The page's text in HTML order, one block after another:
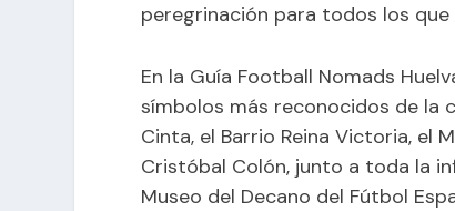
peregrinación para todos los
En la Guía Football Nomads
símbolos más reconocidos de la
Cinta, el Barrio Reina Victoria, el
Cristóbal Colón, junto a toda la
Museo del Decano del Fútbol